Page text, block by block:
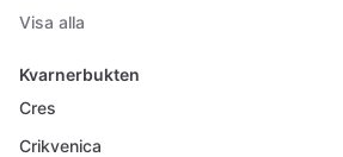
Visa alla
Kvarnerbukten
Cres
Crikvenica